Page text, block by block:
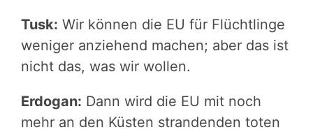
Tusk: Wir können die EU für Flüchtlinge
weniger anziehend machen; aber das ist
nicht das, was wir wollen.
Erdogan: Dann wird die EU mit noch
mehr an den Küsten strandenden toten